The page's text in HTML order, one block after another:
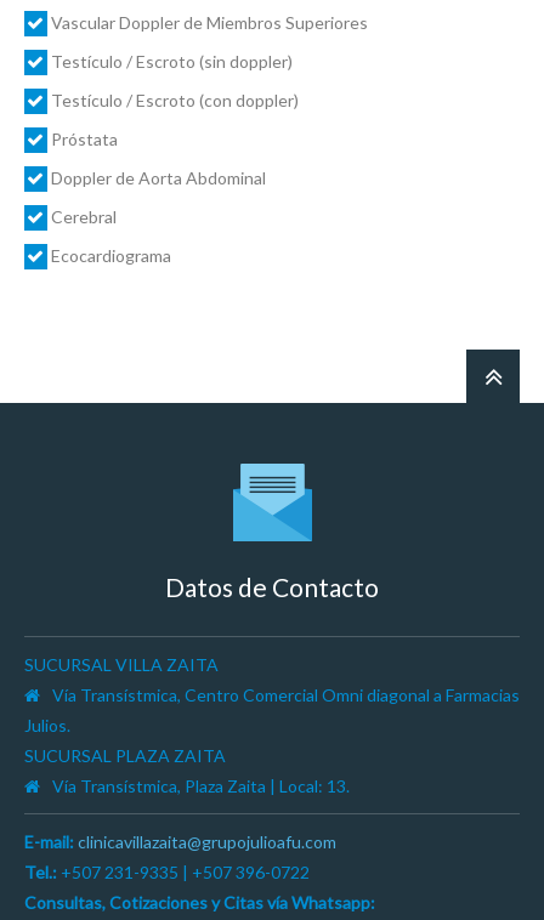
Vascular Doppler de Miembros Superiores
Testículo / Escroto (sin doppler)
Testículo / Escroto (con doppler)
Próstata
Doppler de Aorta Abdominal
Cerebral
Ecocardiograma
Datos de Contacto
SUCURSAL VILLA ZAITA
Vía Transístmica, Centro Comercial Omni diagonal a Farmacias
Julios.
SUCURSAL PLAZA ZAITA
Vía Transístmica, Plaza Zaita | Local: 13.
E-mail: clinicavillazaita@grupojulioafu.com
Tel.: +507 231-9335 | +507 396-0722
Consultas, Cotizaciones y Citas vía Whatsapp: